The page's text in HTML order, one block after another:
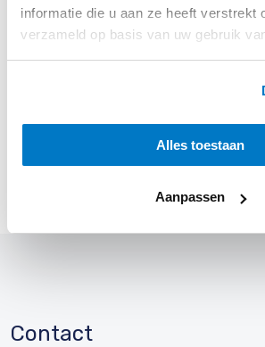
informatie die u aan ze heeft verstrekt
verzameld op basis van uw gebruik
Alles toestaan
Aanpassen
Deel dit bericht met
Contact